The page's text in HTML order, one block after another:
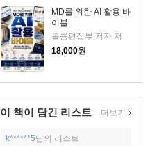
MD를 위한 AI 활용 바
이블
볼륨편집부 저자 저
18,000원
이 책이 담긴 리스트 더보기
k******5님의 리스트